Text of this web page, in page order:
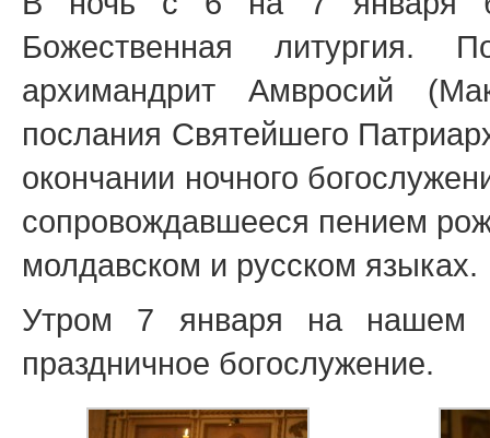
Божественная литургия.
архимандрит Амвросий
послания Святейшего
окончании ночного
сопровождавшееся пением
молдавском и русском языках.
Утром 7 января на нашем
праздничное богослужение.